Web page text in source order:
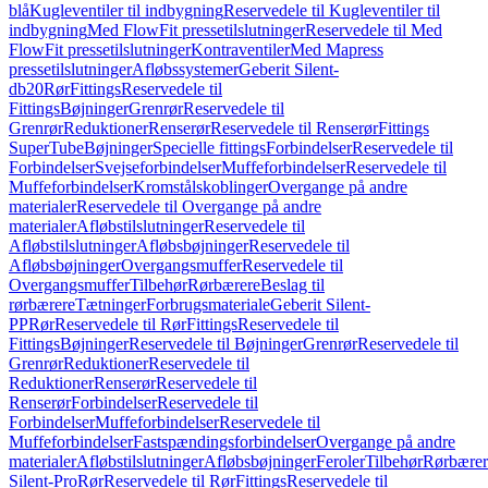
blåKugleventiler til indbygningReservedele til Kugleventiler til
indbygningMed FlowFit pressetilslutningerReservedele til Med
FlowFit pressetilslutningerKontraventilerMed Mapress
pressetilslutningerAfløbssystemerGeberit Silent-
db20RørFittingsReservedele til
FittingsBøjningerGrenrørReservedele til
GrenrørReduktionerRenserørReservedele til RenserørFittings
SuperTubeBøjningerSpecielle fittingsForbindelserReservedele til
ForbindelserSvejseforbindelserMuffeforbindelserReservedele til
MuffeforbindelserKromstålskoblingerOvergange på andre
materialerReservedele til Overgange på andre
materialerAfløbstilslutningerReservedele til
AfløbstilslutningerAfløbsbøjningerReservedele til
AfløbsbøjningerOvergangsmufferReservedele til
OvergangsmufferTilbehørRørbærereBeslag til
rørbærereTætningerForbrugsmaterialeGeberit Silent-
PPRørReservedele til RørFittingsReservedele til
FittingsBøjningerReservedele til BøjningerGrenrørReservedele til
GrenrørReduktionerReservedele til
ReduktionerRenserørReservedele til
RenserørForbindelserReservedele til
ForbindelserMuffeforbindelserReservedele til
MuffeforbindelserFastspændingsforbindelserOvergange på andre
materialerAfløbstilslutningerAfløbsbøjningerFerolerTilbehør
Silent-ProRørReservedele til RørFittingsReservedele til